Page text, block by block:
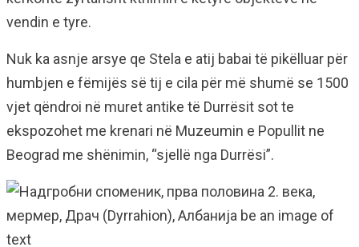
vendin e tyre.
Nuk ka asnje arsye qe Stela e atij babai të pikëlluar për
humbjen e fëmijës së tij e cila për më shumë se 1500
vjet qëndroi në muret antike të Durrësit sot te
ekspozohet me krenari në Muzeumin e Popullit ne
Beograd me shënimin, “sjellë nga Durrësi”.